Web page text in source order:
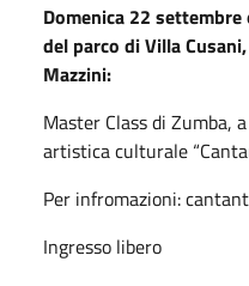
Domenica 22
del parco di Villa
Mazzini:
Master Class di Zumba,
artistica culturale
Per infromazioni:
Ingresso libero